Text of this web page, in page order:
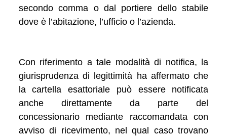
secondo comma o dal portiere dello stabile
dove è l’abitazione, l’ufficio o l’azienda.
Con riferimento a tale modalità di notifica, la
giurisprudenza di legittimità ha affermato che
la cartella esattoriale può essere notificata
anche direttamente da parte del
concessionario mediante raccomandata con
avviso di ricevimento, nel qual caso trovano